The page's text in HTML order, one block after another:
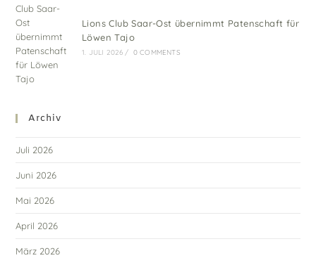
Lions Club Saar-Ost übernimmt Patenschaft für
Löwen Tajo
1. JULI 2026 / 0 COMMENTS
Archiv
Juli 2026
Juni 2026
Mai 2026
April 2026
März 2026